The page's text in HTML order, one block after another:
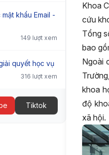
khẩu Email -
149 lượt xem
quyết học vụ
316 lượt xem
Tiktok
Khoa
cứu
Tổng
bao
Ngoài
khoa
độ
xã hội.